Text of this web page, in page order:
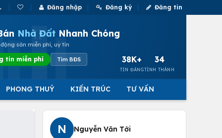
Đăng nhập Đăng ký Đăng tin
Nhà Đất Nhanh Chóng
sản miễn phí, uy tín
tin miễn phí Tìm BĐS 38K+
TIN ĐĂNG
34
TỈNH THÀNH
PHONG THUỶ KIẾN TRÚC TƯ VẤN
N Nguyễn Văn Tới